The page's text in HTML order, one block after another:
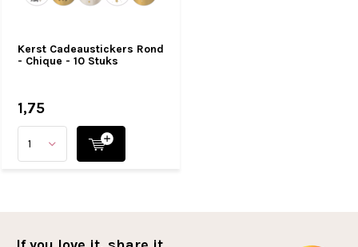
Kerst Cadeaustickers Rond
- Chique - 10 Stuks
1,75